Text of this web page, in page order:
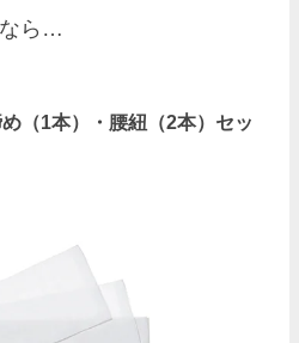
なら…
（1本）・腰紐（2本）セッ